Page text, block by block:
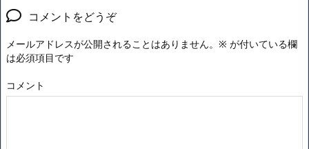
コメントをどうぞ
メールアドレスが公開されることはありません。 ※ が付いている欄
は必須項目です
コメント